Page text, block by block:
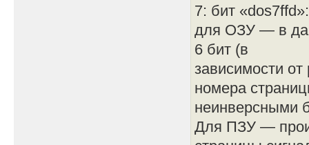
7: бит
для ОЗУ — в
6 бит (в
зависимости
номера
неинверсными
Для ПЗУ —